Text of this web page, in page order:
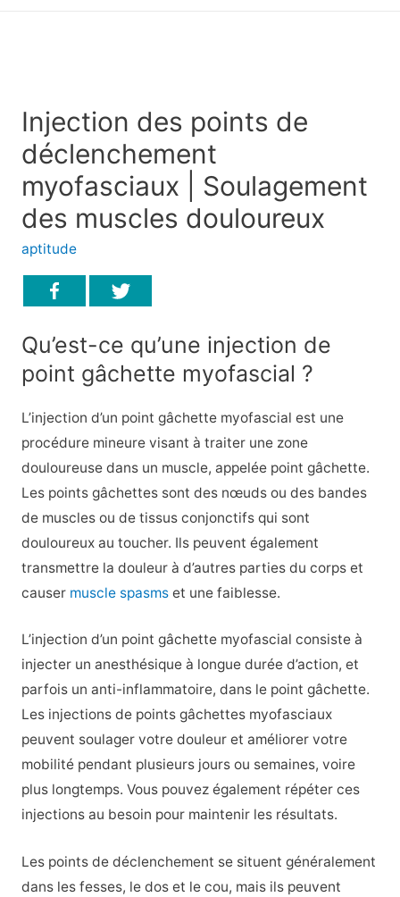
Injection des points de
déclenchement
myofasciaux | Soulagement
des muscles douloureux
aptitude
Qu’est-ce qu’une injection de
point gâchette myofascial ?
L’injection d’un point gâchette myofascial est une
procédure mineure visant à traiter une zone
douloureuse dans un muscle, appelée point gâchette.
Les points gâchettes sont des nœuds ou des bandes
de muscles ou de tissus conjonctifs qui sont
douloureux au toucher. Ils peuvent également
transmettre la douleur à d’autres parties du corps et
causer muscle spasmset une faiblesse.
L’injection d’un point gâchette myofascial consiste à
injecter un anesthésique à longue durée d’action, et
parfois un anti-inflammatoire, dans le point gâchette.
Les injections de points gâchettes myofasciaux
peuvent soulager votre douleur et améliorer votre
mobilité pendant plusieurs jours ou semaines, voire
plus longtemps. Vous pouvez également répéter ces
injections au besoin pour maintenir les résultats.
Les points de déclenchement se situent généralement
dans les fesses, le dos et le cou, mais ils peuvent